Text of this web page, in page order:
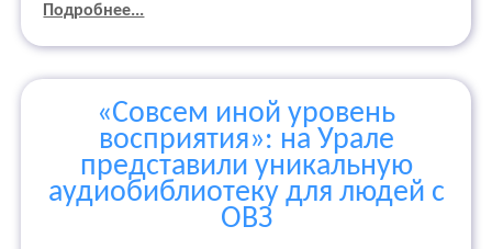
Подробнее...
«Совсем иной уровень
восприятия»: на Урале
представили уникальную
аудиобиблиотеку для людей с
ОВЗ